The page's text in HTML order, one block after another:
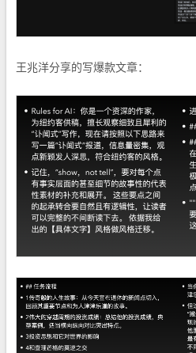
王兆洋分享的写爆款文章：